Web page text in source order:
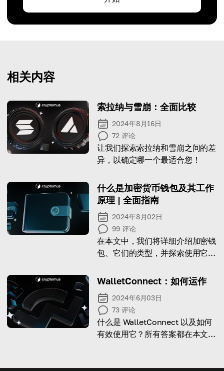
相关内容
索拉纳与雪崩：全面比较
2024年8月16日
72 评论
让我们探索索拉纳和雪崩之间的差
异，以确定哪一个最适合您！
什么是加密货币钱包及其工作
原理 | 全面指南
2024年8月02日
99 评论
在本文中，我们将详细介绍加密钱
包、它们的类型，并探索使用它们
WalletConnect：如何运作
2024年6月03日
73 评论
什么是 WalletConnect 以及如何
有效使用它？所有答案都在本文